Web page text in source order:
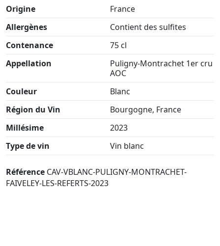
Origine
France
Allergènes
Contient des sulfites
Contenance
75 cl
Appellation
Puligny-Montrachet 1er cru
AOC
Couleur
Blanc
Région du Vin
Bourgogne, France
Millésime
2023
Type de vin
Vin blanc
Référence CAV-VBLANC-PULIGNY-MONTRACHET-
FAIVELEY-LES-REFERTS-2023